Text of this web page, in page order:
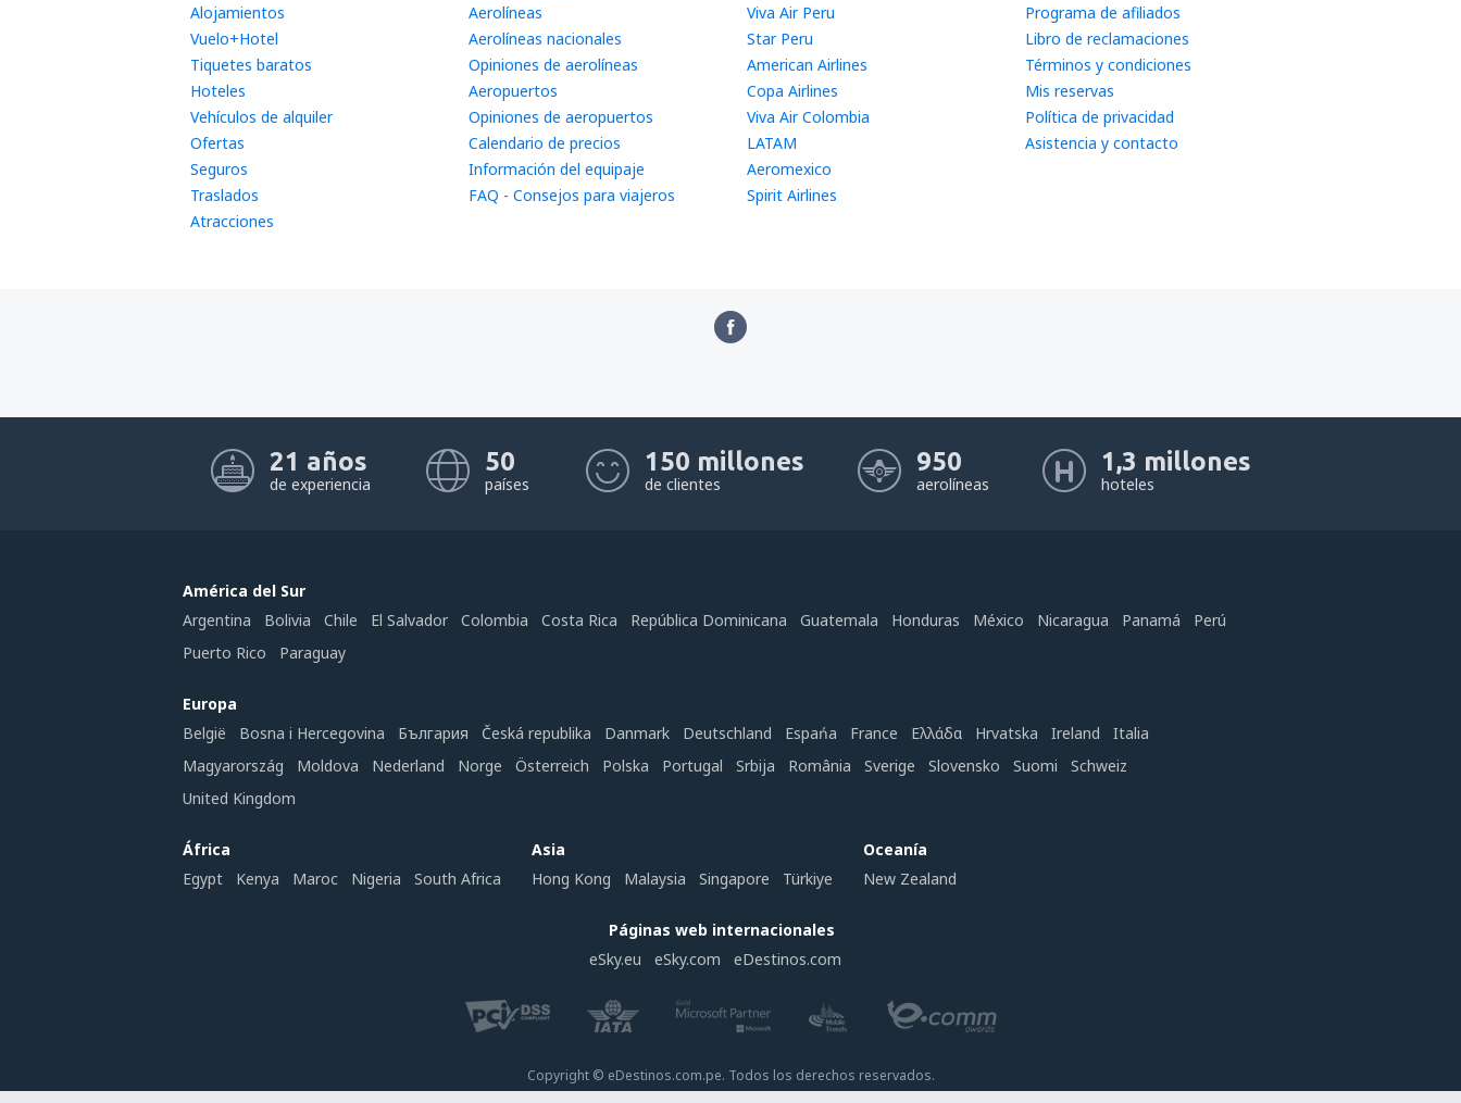
Alojamientos
Vuelo+Hotel
Tiquetes baratos
Hoteles
Vehículos de alquiler
Ofertas
Seguros
Traslados
Atracciones
Aerolíneas
Aerolíneas nacionales
Opiniones de aerolíneas
Aeropuertos
Opiniones de aeropuertos
Calendario de precios
Información del equipaje
FAQ - Consejos para viajeros
Viva Air Peru
Star Peru
American Airlines
Copa Airlines
Viva Air Colombia
LATAM
Aeromexico
Spirit Airlines
Programa de afiliados
Libro de reclamaciones
Términos y condiciones
Mis reservas
Política de privacidad
Asistencia y contacto
21 años
de experiencia
50
países
150 millones
de clientes
950
aerolíneas
1,3 millones
hoteles
América del Sur
Argentina
Bolivia Chile El Salvador Colombia Costa Rica República Dominicana Guatemala Honduras México Nicaragua Panamá
Perú
Puerto Rico
Paraguay
Europa
België
Bosna i Hercegovina България Česká republika Danmark Deutschland Espańa France Ελλάδα Hrvatska Ireland
Italia
Magyarország
Moldova Nederland Norge Österreich Polska Portugal Srbija România Sverige Slovensko Suomi
Schweiz
United Kingdom
África
Egypt
Kenya Maroc Nigeria South Africa
Asia
Hong Kong
Malaysia Singapore Türkiye
Oceanía
New Zealand
Páginas web internacionales
eSky.eu
eSky.com eDestinos.com
Copyright © eDestinos.com.pe. Todos los derechos reservados.